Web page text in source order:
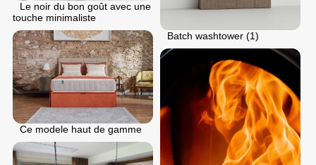
Le noir du bon goût avec une
touche minimaliste
Batch washtower (1)
Ce modele haut de gamme